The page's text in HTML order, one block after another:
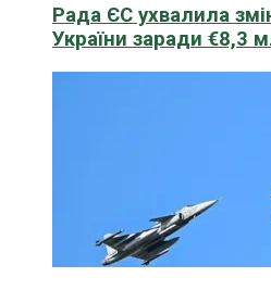
Рада ЄС ухвалила
України заради €8,3